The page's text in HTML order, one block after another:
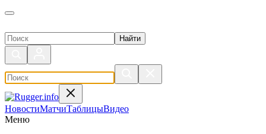
Поиск по сайту
НовостиМатчиТаблицыВидео
Меню